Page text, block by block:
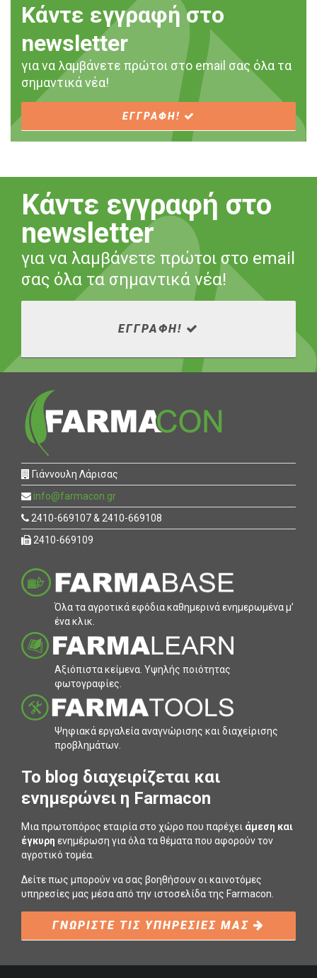
Κάντε εγγραφή στο
newsletter
για να λαμβάνετε πρώτοι στο email σας όλα τα
σημαντικά νέα!
ΕΓΓΡΑΦΗ!
Κάντε εγγραφή στο
newsletter
για να λαμβάνετε πρώτοι στο email
σας όλα τα σημαντικά νέα!
ΕΓΓΡΑΦΗ!
Γιάννουλη Λάρισας
info@farmacon.gr
2410-669107 & 2410-669108
2410-669109
Όλα τα αγροτικά εφόδια καθηµερινά ενηµερωµένα µ’
ένα κλικ.
Αξιόπιστα κείµενα. Υψηλής ποιότητας
φωτογραφίες.
Ψηφιακά εργαλεία αναγνώρισης και διαχείρισης
προβληµάτων.
To blog διαχειρίζεται και
ενημερώνει η Farmacon
Μια πρωτοπόρος εταιρία στο χώρο που παρέχει άμεση και
έγκυρη ενημέρωση για όλα τα θέματα που αφορούν τον
αγροτικό τομέα.
Δείτε πως μπορούν να σας βοηθήσουν οι καινοτόμες
υπηρεσίες μας μέσα από την ιστοσελίδα της Farmacon.
ΓΝΩΡΙΣΤΕ ΤΙΣ ΥΠΗΡΕΣΙΕΣ ΜΑΣ